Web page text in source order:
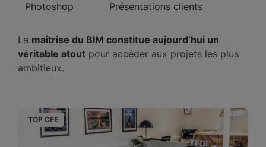
Photoshop Présentations clients
La maîtrise du BIM constitue aujourd’hui un
véritable atout pour accéder aux projets les plus
ambitieux.
TOP CFE